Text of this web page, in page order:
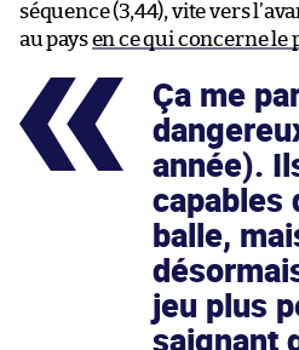
séquence (3,44), vite vers
au paysen ce qui concerne le
Ça me
année).
capables
balle,
jeu plus
saignant